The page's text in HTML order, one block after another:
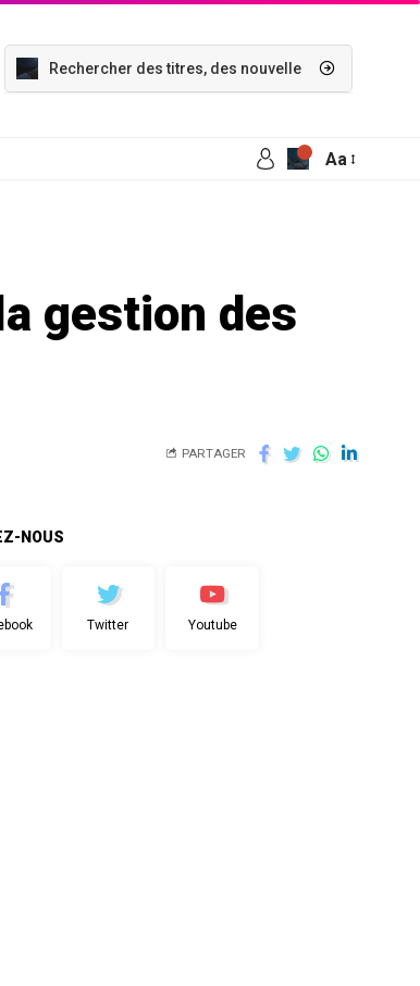
Aa
gestion des
PARTAGER
NOUS
Twitter Youtube